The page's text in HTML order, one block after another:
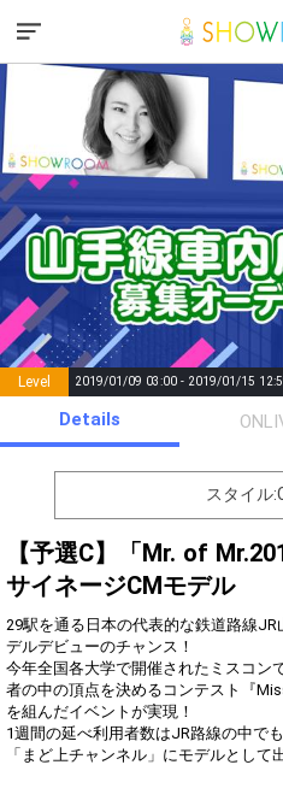
Level 2019/01/09 03:00 - 2019/01/15
Points List of
Event Begins!
オリジナルア
得！
Gifting
Throw gifts to the stage and join
the live performance.
First, try throwing free Stars
(once a day)! You can also charge
Show Gold to purchase gifts
(available from 1 JPY)! When you
continue to send gifts to the
Details
スタイル
【予選C】「Mr. of
サイネージCMモデル
29駅を通る日本の代表的な鉄道路線
デルデビューのチャンス！
今年全国各大学で開催されたミスコン
者の中の頂点を決めるコンテスト『
を組んだイベントが実現！
1週間の延べ利用者数はJR路線の中で